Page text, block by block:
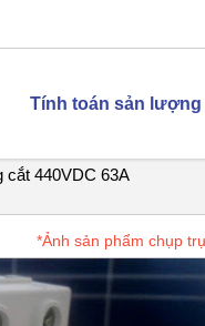
Tính toán sản lượng
cắt 440VDC 63A
*Ảnh sản phẩm chụp